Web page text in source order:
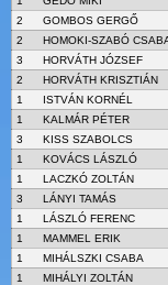
2
GOMBOS GERGŐ
2
HOMOKI-SZABÓ
3
HORVÁTH JÓZSEF
2
HORVÁTH KRISZTIÁN
1
ISTVÁN KORNÉL
1
KALMÁR PÉTER
3
KISS SZABOLCS
1
KOVÁCS LÁSZLÓ
1
LACZKÓ ZOLTÁN
3
LÁNYI TAMÁS
1
LÁSZLÓ FERENC
1
MAMMEL ERIK
1
MIHÁLSZKI CSABA
1
MIHÁLYI ZOLTÁN